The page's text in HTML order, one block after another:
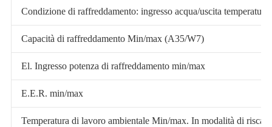
Condizione di raffreddamento: ingresso acqua/uscita
Capacità di raffreddamento Min/max (A35/W7)
El. Ingresso potenza di raffreddamento min/max
E.E.R. min/max
Temperatura di lavoro ambientale Min/max. In modalità di